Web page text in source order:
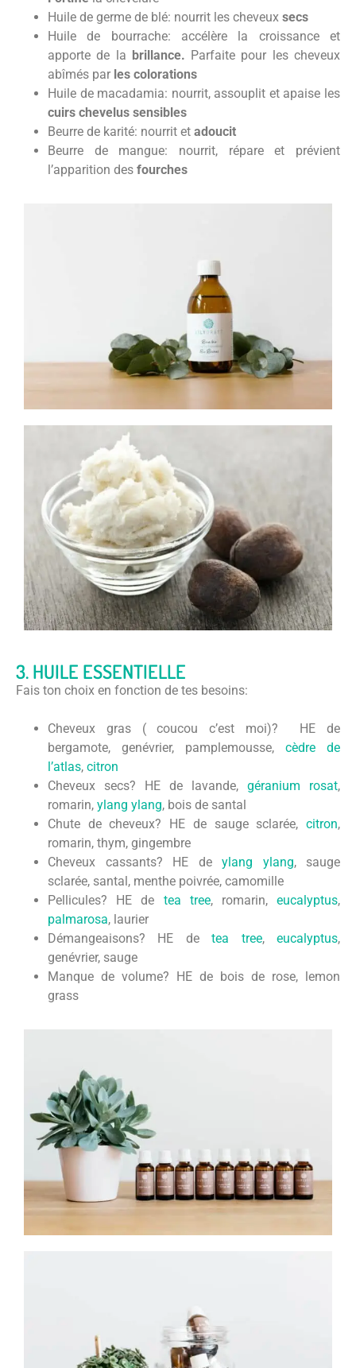
Huile de germe de blé: nourrit les cheveux secs
Huile de bourrache: accélère la croissance et
apporte de la brillance. Parfaite pour les cheveux
abîmés par les colorations
Huile de macadamia: nourrit, assouplit et apaise les
cuirs chevelus sensibles
Beurre de karité: nourrit et adoucit
Beurre de mangue: nourrit, répare et prévient
l’apparition des fourches
3. HUILE ESSENTIELLE
Fais ton choix en fonction de tes besoins:
Cheveux gras ( coucou c’est moi)? HE de
bergamote, genévrier, pamplemousse, cèdre de
l’atlas, citron
Cheveux secs? HE de lavande, géranium rosat,
romarin, ylang ylang, bois de santal
Chute de cheveux? HE de sauge sclarée, citron,
romarin, thym, gingembre
Cheveux cassants? HE de ylang ylang, sauge
sclarée, santal, menthe poivrée, camomille
Pellicules? HE de tea tree, romarin,eucalyptus,
palmarosa, laurier
Démangeaisons? HE detea tree,eucalyptus,
genévrier, sauge
Manque de volume? HE de bois de rose, lemon
grass